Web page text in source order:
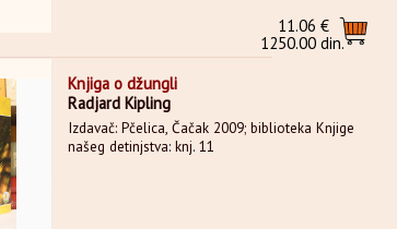
11.06 €
1250.00 din.
Knjiga o džungli
Radjard Kipling
Izdavač: Pčelica, Čačak 2009; biblioteka Knjige
našeg detinjstva: knj. 11